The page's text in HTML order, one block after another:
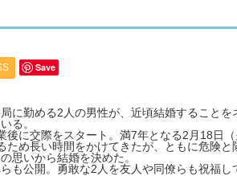
Save
に勤める2人の男性が、近頃結婚すること
る。
に交際をスタート。満7年となる2月18日
ため長い時間をかけてきたが、ともに危険
思いから結婚を決めた。
も公開。勇敢な2人を友人や同僚らも祝福し